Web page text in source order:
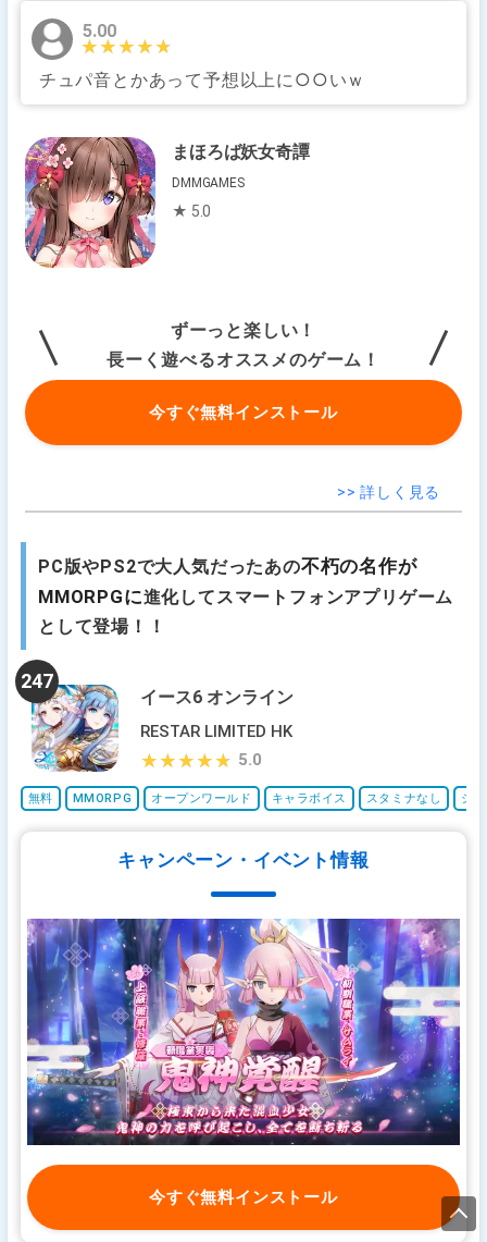
5.00
★★★★★
★★★★★
チュパ音とかあって予想以上に○○いｗ
まほろば妖女奇譚
DMMGAMES
★ 5.0
ずーっと楽しい！
長ーく遊べるオススメのゲーム！
今すぐ無料インストール
>> 詳しく見る
PC版やPS2で大人気だったあの不朽の名作が
MMORPGに進化してスマートフォンアプリゲーム
として登場！！
イース6 オンライン
247
RESTAR LIMITED HK
無料 MMORPG オープンワールド キャラボイス スタミナなし ジ
5.0
★★★★★
★★★★★
キャンペーン・イベント情報
今すぐ無料インストール